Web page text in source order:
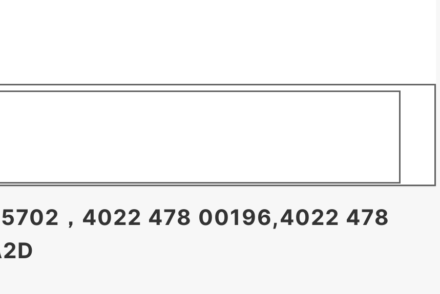
，4022 478 00196,4022 478